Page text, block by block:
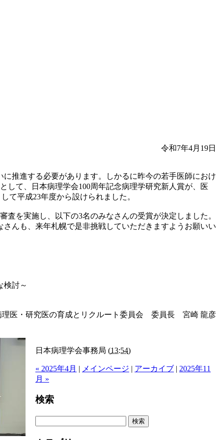
令和7年4月19日
推進する必要があります。しかるに昨今の若手医師におけ
して、日本病理学会100周年記念病理学研究新人賞が、医
て平成23年度から設けられました。
を実施し、以下の3名のみなさんの受賞が決定しました。
んも、来年札幌で是非挑戦していただきますようお願いい
検討～
理医・研究医の育成とリクルート委員会 委員長 宮崎 龍彦
日本病理学会事務局 (13:54)
« 2025年4月 | メインページ | アーカイブ | 2025年11
月 »
検索